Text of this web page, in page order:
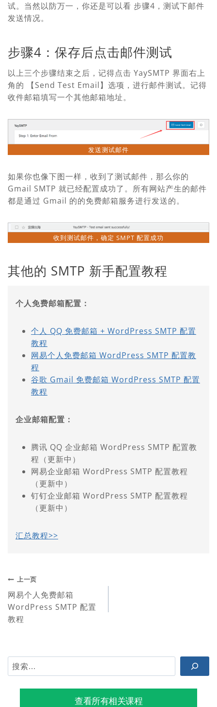
试。当然以防万一，你还是可以看 步骤4，测试下邮件
发送情况。
步骤4：保存后点击邮件测试
以上三个步骤结束之后，记得点击 YaySMTP 界面右上
角的 【Send Test Email】选项，进行邮件测试。记得
收件邮箱填写一个其他邮箱地址。
发送测试邮件
如果你也像下图一样，收到了测试邮件，那么你的
Gmail SMTP 就已经配置成功了。所有网站产生的邮件
都是通过 Gmail 的的免费邮箱服务进行发送的。
收到测试邮件，确定 SMPT 配置成功
其他的 SMTP 新手配置教程
个人免费邮箱配置：
个人 QQ 免费邮箱 + WordPress SMTP 配置
教程
网易个人免费邮箱 WordPress SMTP 配置教
程
谷歌 Gmail 免费邮箱 WordPress SMTP 配置
教程
企业邮箱配置：
腾讯 QQ 企业邮箱 WordPress SMTP 配置教
程（更新中）
网易企业邮箱 WordPress SMTP 配置教程
（更新中）
钉钉企业邮箱 WordPress SMTP 配置教程
（更新中）
汇总教程>>
文
章
导
上一页
网易个人免费邮箱
WordPress SMTP 配置
教程
搜
索
查看所有相关课程